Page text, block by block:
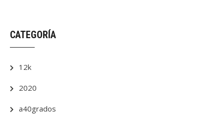
CATEGORÍA
12k
2020
a40grados